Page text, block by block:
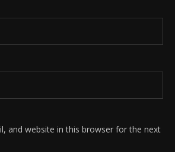
and website in this browser for the next